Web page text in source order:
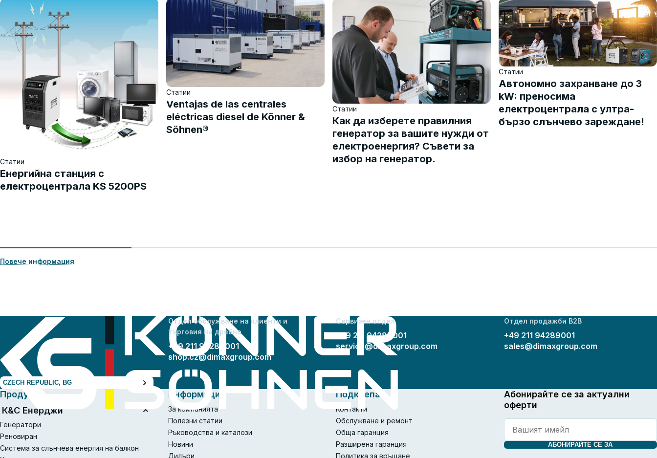
Статии
Енергийна станция с
електроцентрала KS 5200PS
Статии
Ventajas de las centrales
eléctricas diesel de Könner &
Söhnen®
Статии
Как да изберете правилния
генератор за вашите нужди от
електроенергия? Съвети за
избор на генератор.
Статии
Автономно захранване до 3
kW: преносима
електроцентрала с ултра-
бързо слънчево зареждане!
Повече информация
Отдел обслужване на клиенти и
търговия на дребно
+49 211 94289001
shop.cz@dimaxgroup.com
Сервизен отдел
+49 211 94289001
service@dimaxgroup.com
Отдел продажби B2B
+49 211 94289001
sales@dimaxgroup.com
CZECH REPUBLIC, BG
Продукти
К&С Енерджи
Генератори
Реновиран
Система за слънчева енергия на балкон
Информация
За компанията
Полезни статии
Ръководства и каталози
Новини
Дилъри
Подкрепа
Контакти
Обслужване и ремонт
Обща гаранция
Разширена гаранция
Политика за връщане
Абонирайте се за актуални
оферти
АБОНИРАЙТЕ СЕ ЗА